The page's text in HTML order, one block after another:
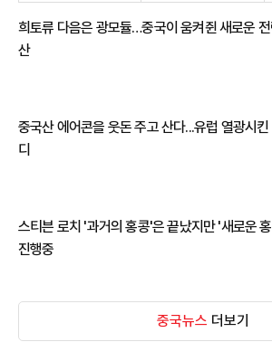
희토류 다음은 광모듈…중국이 움켜쥔 새로운
산
중국산 에어콘을 웃돈 주고 산다...유럽 열광시킨
디
스티븐 로치 '과거의 홍콩'은 끝났지만 '새로운
진행중
중국뉴스 더보기